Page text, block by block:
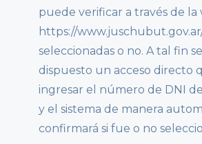
puede verificar a través de la
https://
seleccionadas o no. A tal fin
dispuesto un acceso directo
ingresar el número de DNI
y el sistema de manera
confirmará si fue o no